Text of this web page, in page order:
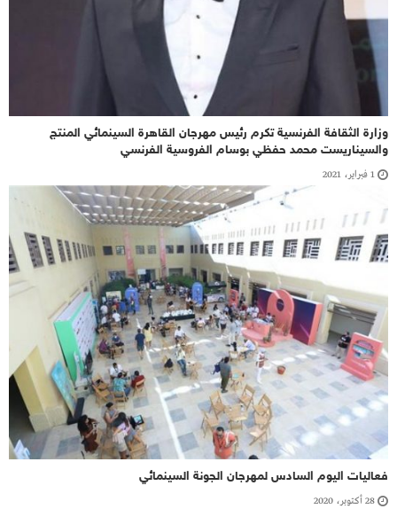
وزارة الثقافة الفرنسية تكرم رئيس مهرجان القاهرة السينمائي المنتج
والسيناريست محمد حفظي بوسام الفروسية الفرنسي
1 فبراير، 2021
فعاليات اليوم السادس لمهرجان الجونة السينمائي
28 أكتوبر، 2020